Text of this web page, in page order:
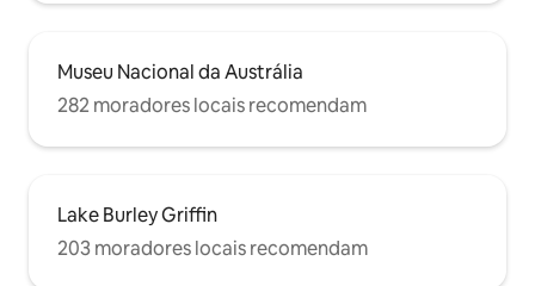
Museu Nacional da Austrália
282 moradores locais recomendam
Lake Burley Griffin
203 moradores locais recomendam